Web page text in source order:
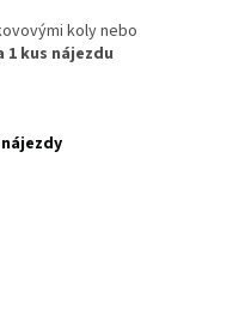
koly nebo
1 kus nájezdu